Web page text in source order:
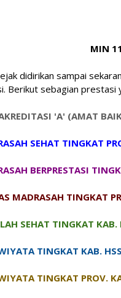
MIN
didirikan sampai
Berikut sebagian prestasi
'A' (AMAT
SEHAT TINGKAT
BERPRESTASI
MADRASAH TINGKAT
SEHAT TINGKAT
TINGKAT KAB.
TINGKAT PROV.